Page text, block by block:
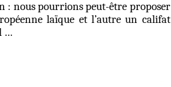
: nous pourrions peut-être proposer
laïque et l’autre un califat
…